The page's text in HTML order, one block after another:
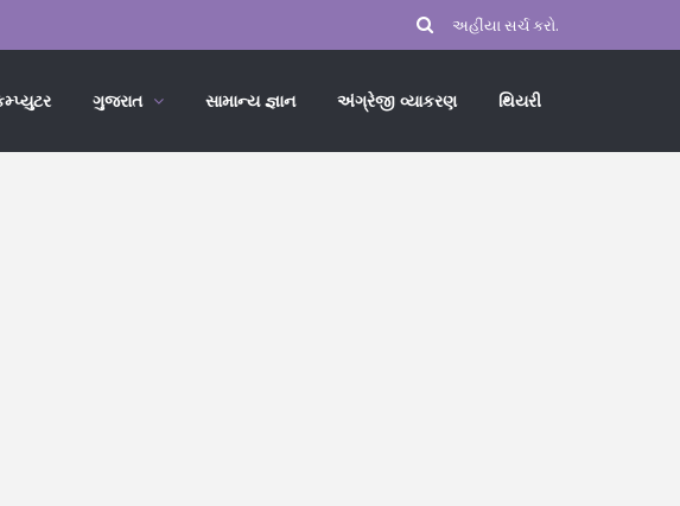
ગુજરાત સામાન્ય જ્ઞાન અંગ્રેજી વ્યાકરણ થિયરી